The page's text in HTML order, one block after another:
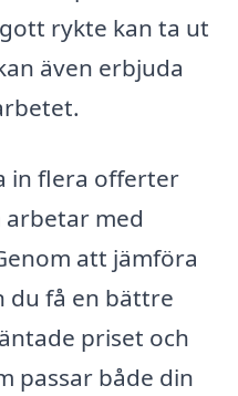
rykte kan ta ut
även erbjuda
in flera offerter
med
att jämföra
du få en bättre
priset och
passar både din